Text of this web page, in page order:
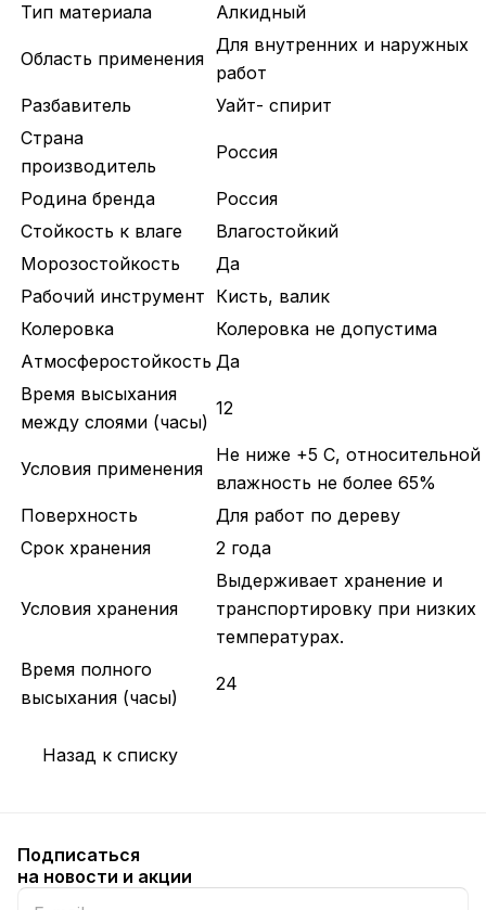
Тип материала Алкидный
Область применения
Для внутренних и наружных
работ
Разбавитель
Уайт- спирит
Страна
производитель
Россия
Родина бренда
Россия
Стойкость к влаге
Влагостойкий
Морозостойкость
Да
Рабочий инструмент Кисть, валик
Колеровка
Колеровка не допустима
Атмосферостойкость Да
Время высыхания
между слоями (часы)
12
Условия применения
Не ниже +5 С, относительной
влажность не более 65%
Поверхность
Для работ по дереву
Срок хранения
2 года
Условия хранения
Выдерживает хранение и
транспортировку при низких
температурах.
Время полного
высыхания (часы)
24
Назад к списку
Подписаться
на новости и акции